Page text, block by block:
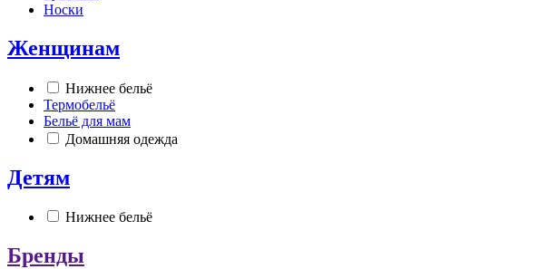
Носки
Женщинам
Нижнее бельё
Термобельё
Бельё для мам
Домашняя одежда
Детям
Нижнее бельё
Бренды